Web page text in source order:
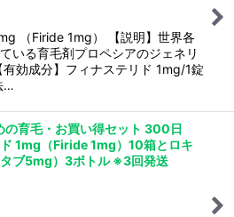
（Firide 1mg） 【説明】世界各
いる育毛剤プロペシアのジェネリ
有効成分】フィナステリド 1mg/1錠
…
の育毛・お買い得セット 300日
1mg（Firide 1mg）10箱とロキ
ブ5mg）3ボトル ※3回発送